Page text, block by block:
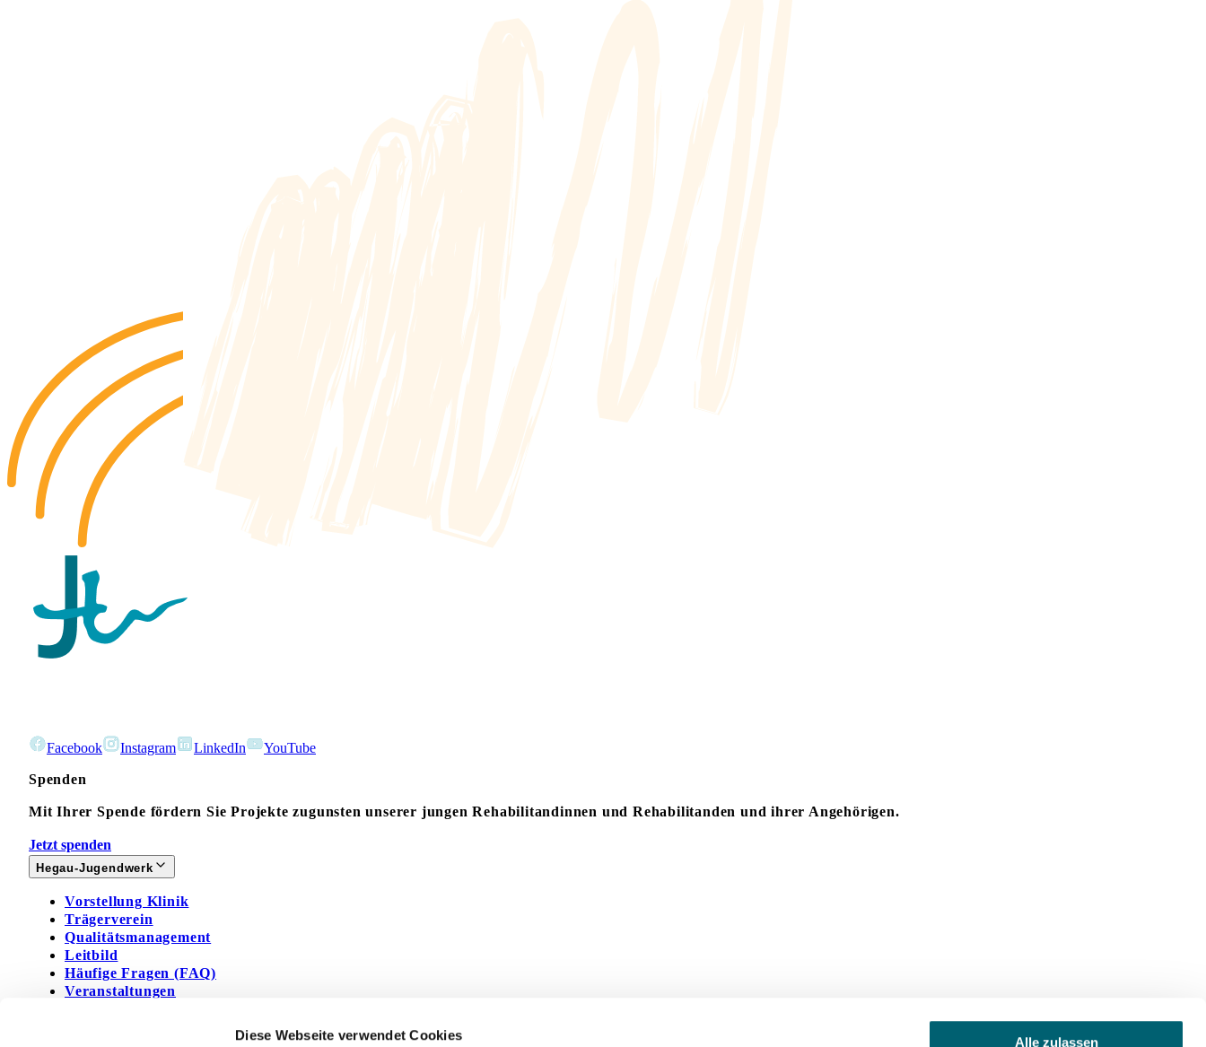
Diese Webseite verwendet Cookies Alle zulassen
Facebook Instagram LinkedIn YouTube
Spenden
Mit Ihrer Spende fördern Sie Projekte zugunsten unserer jungen Rehabilitandinnen und Rehabilitanden und ihrer Angehörigen.
Jetzt spenden
Hegau-Jugendwerk
Vorstellung Klinik
Trägerverein
Qualitätsmanagement
Leitbild
Häufige Fragen (FAQ)
Veranstaltungen